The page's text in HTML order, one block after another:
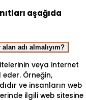
aşağıda
adı almalıyım?
veya internet
Örneğin,
ve insanların web
ilgili web sitesine